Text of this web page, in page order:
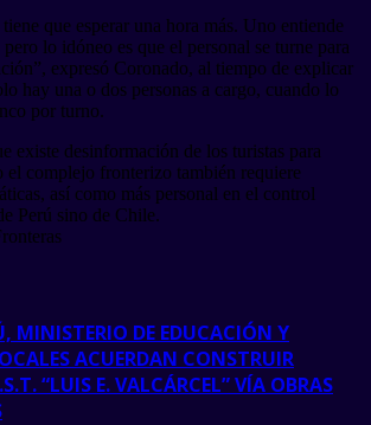
que esperar una hora más. Uno entiende
lo idóneo es que el personal se turne para
expresó Coronado, al tiempo de explicar
hay una o dos personas a cargo, cuando lo
por turno.
existe desinformación de los turistas para
el complejo fronterizo también requiere
así como más personal en el control
Perú sino de Chile.
MINISTERIO DE EDUCACIÓN Y
ACUERDAN CONSTRUIR
“LUIS E. VALCÁRCEL” VÍA OBRAS